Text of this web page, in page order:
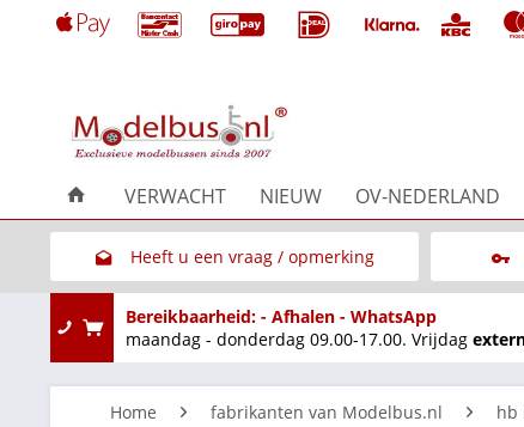
VERWACHT NIEUW OV-NEDERLAND
Heeft u een vraag / opmerking
Link naar het contactformulier
Bereikbaarheid: - Afhalen - WhatsApp
maandag - donderdag 09.00-17.00. Vrijdag
Home fabrikanten van Modelbus.nl hb